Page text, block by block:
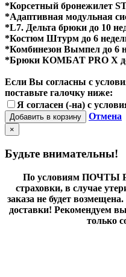
*Корсетный бронежилет
*Адаптивная модульная
*L7. Дельта брюки до 10
*Костюм Штурм до 6
*Комбинезон Вымпел до 6
*Брюки КОМБАТ PRO X до
Если Вы согласны с
поставьте галочку ниже:
Я согласен (-на) с
Добавить в корзину Отмена
×
Будьте внимательны!
По условиям ПОЧТЫ
страховки, в случае
заказа не будет
доставки! Рекомендуем
только